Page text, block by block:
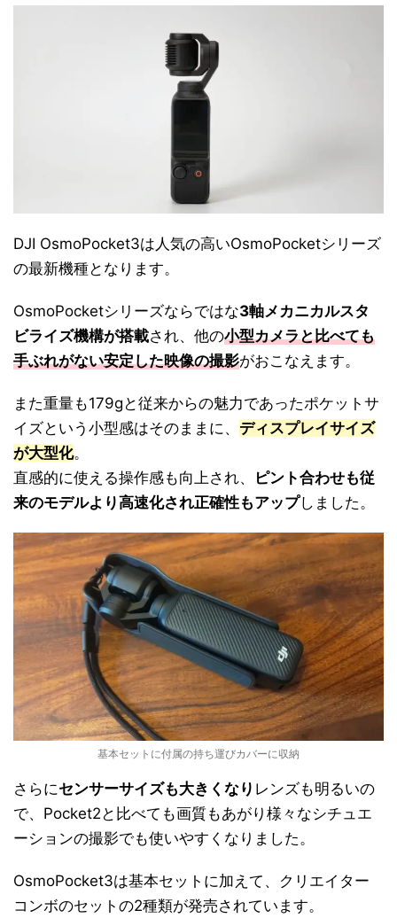
DJI OsmoPocket3は人気の高いOsmoPocketシリーズ
の最新機種となります。
OsmoPocketシリーズならではな3軸メカニカルスタ
ビライズ機構が搭載され、他の小型カメラと比べても
手ぶれがない安定した映像の撮影がおこなえます。
また重量も179gと従来からの魅力であったポケットサ
イズという小型感はそのままに、 ディスプレイサイズ
が大型化。
直感的に使える操作感も向上され、
ピント合わせも従
来のモデルより高速化され正確性もアップしました。
基本セットに付属の持ち運びカバーに収納
さらにセンサーサイズも大きくなり レンズも明るいの
で、Pocket2と比べても画質もあがり様々なシチュエ
ーションの撮影でも使いやすくなりました。
OsmoPocket3は基本セットに加えて、クリエイター
コンボのセットの2種類が発売されています。